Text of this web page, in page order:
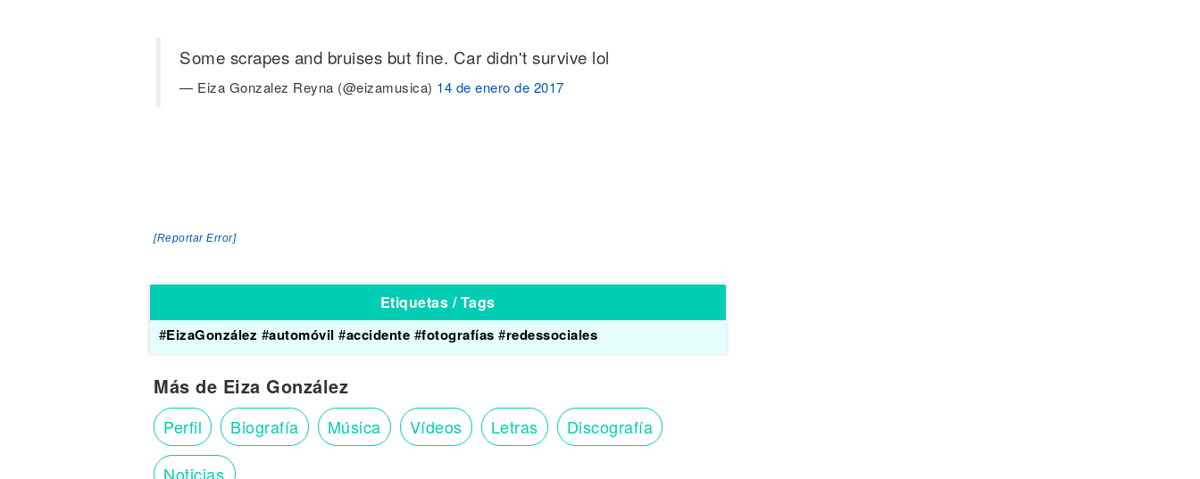
Some scrapes and bruises but fine. Car didn't survive lol
— Eiza Gonzalez Reyna (@eizamusica) 14 de enero de 2017
[Reportar Error]
Etiquetas / Tags
#EizaGonzález #automóvil #accidente #fotografías #redessociales
Más de Eiza González
Perfil Biografía Música Vídeos Letras Discografía
Noticias